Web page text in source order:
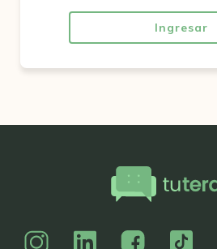
Ingresar